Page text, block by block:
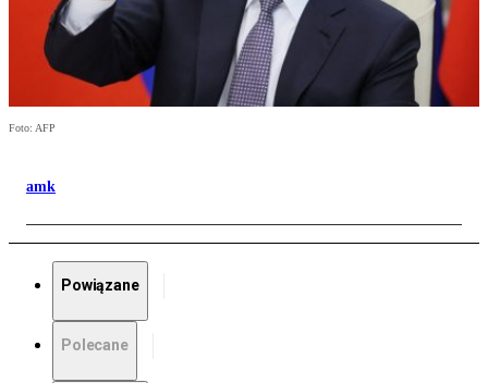
Foto: AFP
amk
Powiązane
Polecane